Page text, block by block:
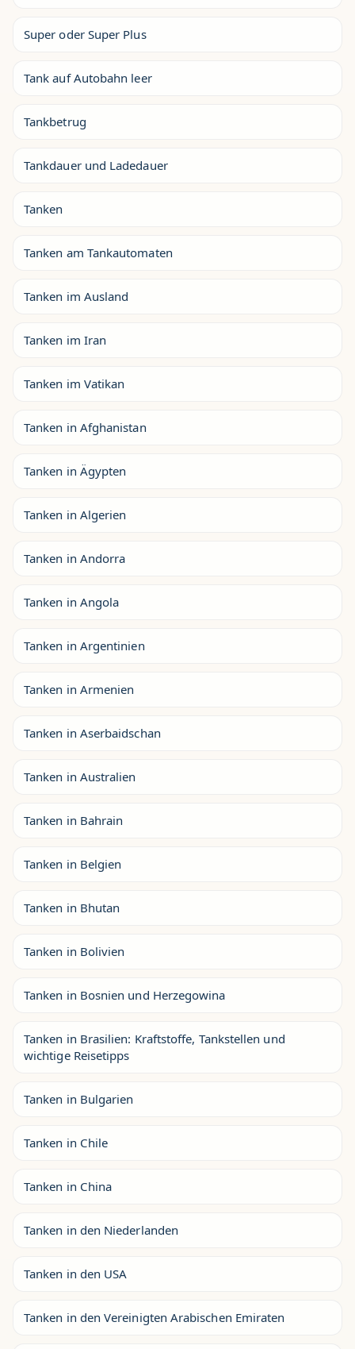
Super oder Super Plus
Tank auf Autobahn leer
Tankbetrug
Tankdauer und Ladedauer
Tanken
Tanken am Tankautomaten
Tanken im Ausland
Tanken im Iran
Tanken im Vatikan
Tanken in Afghanistan
Tanken in Ägypten
Tanken in Algerien
Tanken in Andorra
Tanken in Angola
Tanken in Argentinien
Tanken in Armenien
Tanken in Aserbaidschan
Tanken in Australien
Tanken in Bahrain
Tanken in Belgien
Tanken in Bhutan
Tanken in Bolivien
Tanken in Bosnien und Herzegowina
Tanken in Brasilien: Kraftstoffe, Tankstellen und
wichtige Reisetipps
Tanken in Bulgarien
Tanken in Chile
Tanken in China
Tanken in den Niederlanden
Tanken in den USA
Tanken in den Vereinigten Arabischen Emiraten